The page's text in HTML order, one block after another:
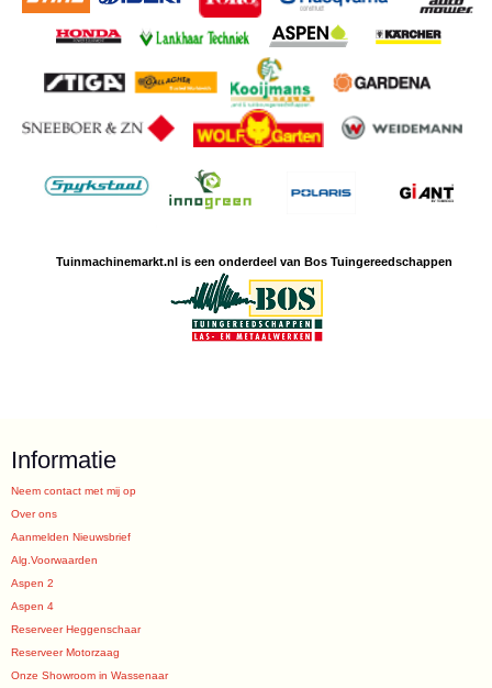
Tuinmachinemarkt.nl is een onderdeel van Bos Tuingereedschappen
Informatie
Neem contact met mij op
Over ons
Aanmelden Nieuwsbrief
Alg.Voorwaarden
Aspen 2
Aspen 4
Reserveer Heggenschaar
Reserveer Motorzaag
Onze Showroom in Wassenaar